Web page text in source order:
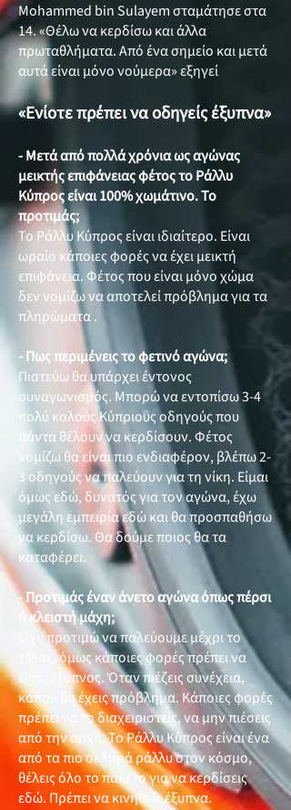
Mohammed bin Sulayem σταμάτησε στα
14. «Θέλω να κερδίσω και άλλα
πρωταθλήματα. Από ένα σημείο και μετά
αυτά είναι μόνο νούμερα» εξηγεί
«Ενίοτε πρέπει να οδηγείς έξυπνα»
- Μετά από πολλά χρόνια ως αγώνας
μεικτής επιφάνειας φέτος το Ράλλυ
Κύπρος είναι 100% χωμάτινο. Το
προτιμάς;
Το Ράλλυ Κύπρος είναι ιδιαίτερο. Είναι
ωραίο κάποιες φορές να έχει μεικτή
επιφάνεια. Φέτος που είναι μόνο χώμα
δεν νομίζω να αποτελεί πρόβλημα για τα
πληρώματα .
- Πως περιμένεις το φετινό αγώνα;
Πιστεύω θα υπάρχει έντονος
συναγωνισμός. Μπορώ να εντοπίσω 3-4
πολύ καλούς Κύπριους οδηγούς που
πάντα θέλουν να κερδίσουν. Φέτος
νομίζω θα είναι πιο ενδιαφέρον, βλέπω 2-
3 οδηγούς να παλεύουν για τη νίκη. Είμαι
όμως εδώ, δυνατός για τον αγώνα, έχω
μεγάλη εμπειρία εδώ και θα προσπαθήσω
να κερδίσω. Θα δούμε ποιος θα τα
καταφέρει.
- Προτιμάς έναν άνετο αγώνα όπως πέρσι
ή κλειστή μάχη;
Όχι, προτιμώ να παλεύουμε μέχρι το
τέλος, όμως κάποιες φορές πρέπει να
είσαι έξυπνος. Όταν πιέζεις συνέχεια,
κάπου θα έχεις πρόβλημα. Κάποιες φορές
πρέπει να το διαχειριστείς, να μην πιέσεις
από την αρχή. Το Ράλλυ Κύπρος είναι ένα
από τα πιο σκληρά ράλλυ στον κόσμο,
θέλεις όλο το πακέτο για να κερδίσεις
εδώ. Πρέπει να κινηθείς έξυπνα.